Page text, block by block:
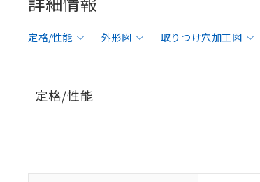
定格/性能 外形図 取りつけ穴加工図
定格/性能